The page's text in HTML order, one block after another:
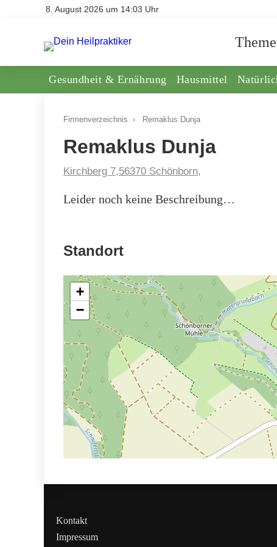
8. August 2026 um 14:03 Uhr
Gesundheit & Ernährung Hausmittel
Firmenverzeichnis › Remaklus Dunja
Remaklus Dunja
Kirchberg 7,56370 Schönborn,
Leider noch keine Beschreibung…
Standort
+
−
Kontakt
Impressum